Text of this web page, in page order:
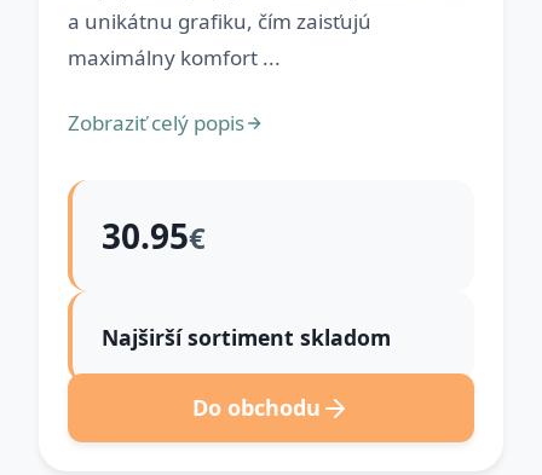
a unikátnu grafiku, čím zaisťujú
maximálny komfort ...
Zobraziť celý popis
30.95€
Najširší sortiment skladom
Do obchodu